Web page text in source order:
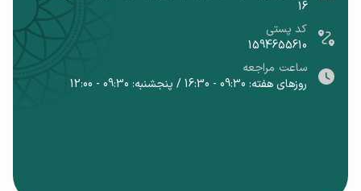
16
کد پستی
1594655610
ساعت مراجعه
روزهای هفته: 09:30 - 16:30 / پنجشنبه: 09:30 - 12:00